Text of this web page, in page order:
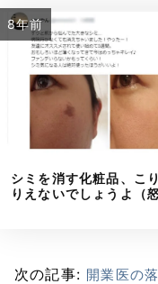
8年前
シミを消す化粧品、こ
りえないでしょうよ（
次の記事: 開業医の